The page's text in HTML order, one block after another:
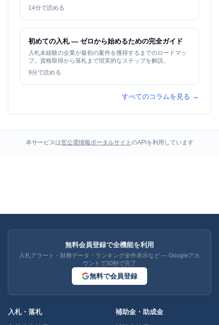
14分で読める
初めての入札 — ゼロから始めるための完全ガイド
入札未経験の企業が最初の案件を獲得するまでのロードマッ
プ。資格取得から落札まで現実的なステップを解説。
9分で読める
すべてのコラムを見る →
本サービスは官公需情報ポータルサイト のAPIを利用しています
無料会員登録で全機能を利用
入札アラート・財務データ・ランキング全件表示など — Googleアカ
ウントで30秒で完了
無料で会員登録
入札・落札
補助金・助成金